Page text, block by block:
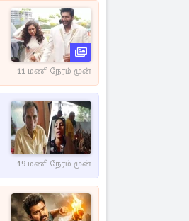
11 மணி நேரம் முன்
19 மணி நேரம் முன்